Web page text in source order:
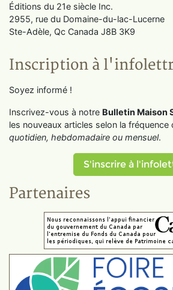
Éditions du 21e siècle Inc.
2955, rue du Domaine-du-lac-Lucerne
Ste-Adèle, Qc Canada J8B 3K9
Inscription à
Soyez informé !
Inscrivez-vous à notre Bulletin Maison
les nouveaux articles selon la
quotidien, hebdomadaire ou mensuel.
S'inscrire à
Partenaires